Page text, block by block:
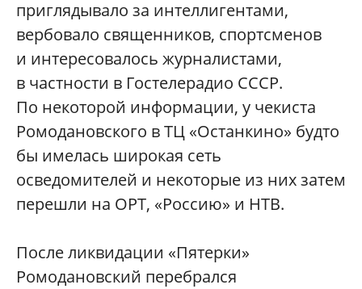
приглядывало за интеллигентами,
вербовало священников, спортсменов
и интересовалось журналистами,
в частности в Гостелерадио СССР.
По некоторой информации, у чекиста
Ромодановского в ТЦ «Останкино» будто
бы имелась широкая сеть
осведомителей и некоторые из них затем
перешли на ОРТ, «Россию» и НТВ.
После ликвидации «Пятерки»
Ромодановский перебрался